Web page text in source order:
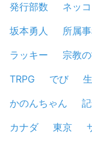
発行部数
ネッコ
坂本勇人
所属
ラッキー
宗教
TRPG
でび
かのんちゃん
カナダ
東京